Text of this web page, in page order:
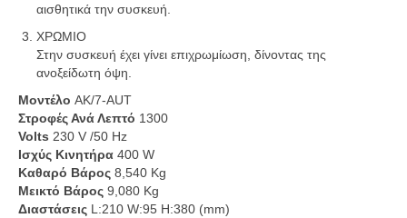
αισθητικά την συσκευή.
ΧΡΩΜΙΟ
Στην συσκευή έχει γίνει επιχρωμίωση, δίνοντας της
ανοξείδωτη όψη.
Μοντέλο AK/7-AUT
Στροφές Ανά Λεπτό 1300
Volts 230 V /50 Hz
Ισχύς Κινητήρα 400 W
Καθαρό Βάρος 8,540 Kg
Μεικτό Βάρος 9,080 Kg
Διαστάσεις L:210 W:95 Η:380 (mm)